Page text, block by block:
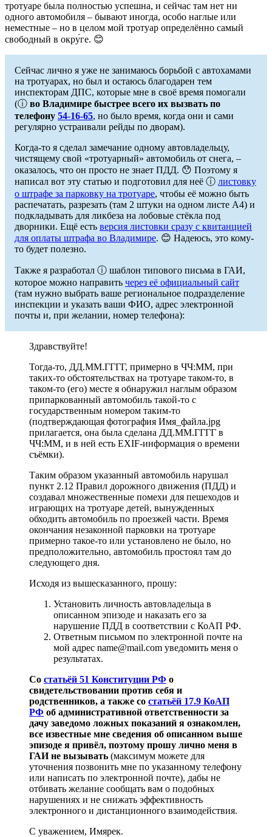
тротуаре была полностью успешна, и сейчас там нет ни
одного автомобиля – бывают иногда, особо наглые или
неместные – но в целом мой тротуар определённо самый
свободный в окру́ге. 😊
Сейчас лично я уже не занимаюсь борьбой с автохамами
на тротуарах, но был и остаюсь благодарен тем
инспекторам ДПС, которые мне в своё время помогали
(ⓘ во Владимире быстрее всего их вызвать по
телефону 54-16-65, но было время, когда они и сами
регулярно устраивали рейды по дворам).
Когда-то я сделал замечание одному автовладельцу,
чистящему свой «тротуарный» автомобиль от снега, –
оказалось, что он просто не знает ПДД. 😯 Поэтому я
написал вот эту статью и подготовил для неё ⓘ листовку
о штрафе за парковку на тротуаре, чтобы её можно быть
распечатать, разрезать (там 2 штуки на одном листе A4) и
подкладывать для ликбеза на лобовые стёкла под
дворники. Ещё есть версия листовки сразу с квитанцией
для оплаты штрафа во Владимире. 😊 Надеюсь, это кому-
то будет полезно.
Также я разработал ⓘ шаблон типового письма в ГАИ,
которое можно направить через её официальный сайт
(там нужно выбрать ваше региональное подразделение
инспекции и указать ваши ФИО, адрес электронной
почты и, при желании, номер телефона):
Здравствуйте!
Тогда-то, ДД.ММ.ГГГГ, примерно в ЧЧ:ММ, при
таких-то обстоятельствах на тротуаре таком-то, в
таком-то (его) месте я обнаружил наглым образом
припаркованный автомобиль такой-то с
государственным номером таким-то
(подтверждающая фотография Имя_файла.jpg
прилагается, она была сделана ДД.ММ.ГГГГ в
ЧЧ:ММ, и в ней есть EXIF-информация о времени
съёмки).
Таким образом указанный автомобиль нарушал
пункт 2.12 Правил дорожного движения (ПДД) и
создавал множественные помехи для пешеходов и
играющих на тротуаре детей, вынужденных
обходить автомобиль по проезжей части. Время
окончания незаконной парковки на тротуаре
примерно такое-то или установлено не было, но
предположительно, автомобиль простоял там до
следующего дня.
Исходя из вышесказанного, прошу:
Установить личность автовладельца в
описанном эпизоде и наказать его за
нарушение ПДД в соответствии с КоАП РФ.
Ответным письмом по электронной почте на
мой адрес name@mail.com уведомить меня о
результатах.
Со статьёй 51 Конституции РФ о
свидетельствовании против себя и
родственников, а также со статьёй 17.9 КоАП
РФ об административной ответственности за
дачу заведомо ложных показаний я ознакомлен,
все известные мне сведения об описанном выше
эпизоде я привёл, поэтому прошу лично меня в
ГАИ не вызывать (максимум можете для
уточнения позвонить мне по указанному телефону
или написать по электронной почте), дабы не
отбивать желание сообщать вам о подобных
нарушениях и не снижать эффективность
электронного и дистанционного взаимодействия.
С уважением, Имярек.